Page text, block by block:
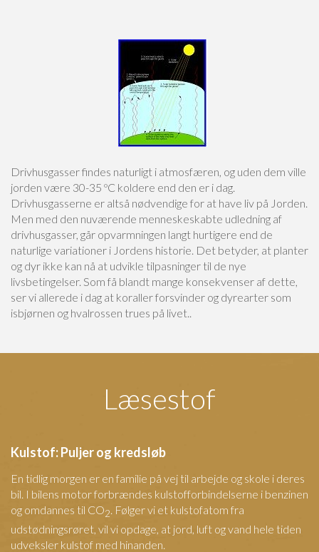
Drivhusgasser findes naturligt i atmosfæren, og uden dem ville
jorden være 30-35 ºC koldere end den er i dag.
Drivhusgasserne er altså nødvendige for at have liv på Jorden.
Men med den nuværende menneskeskabte udledning af
drivhusgasser, går opvarmningen langt hurtigere end de
naturlige variationer i Jordens historie. Det betyder, at planter
og dyr ikke kan nå at udvikle tilpasninger til de nye
livsbetingelser. Som få blandt mange konsekvenser af dette,
ser vi allerede i dag at koraller forsvinder og dyrearter som
isbjørnen og hvalrossen trues på livet..
Læsestof
Kulstof: Puljer og kredsløb
En tidlig morgen er en familie på vej til arbejde og skole i deres
bil. I bilens motor forbrændes kulstofforbindelserne i benzinen
og omdannes til CO2. Følger vi et kulstofatom fra
udstødningsrøret, vil vi opdage, at jord, luft og vand hele tiden
udveksler kulstof med hinanden.